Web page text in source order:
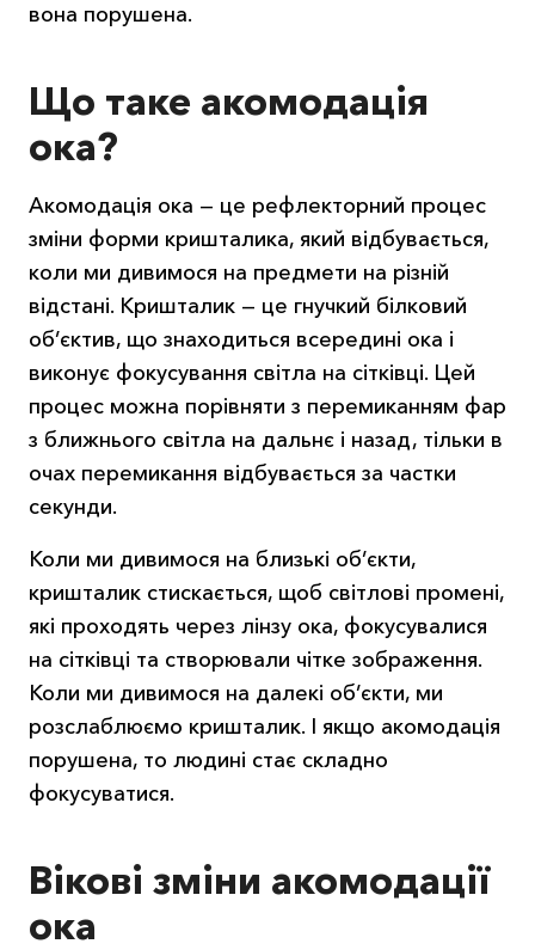
вона порушена.
Що таке акомодація
ока?
Акомодація ока — це рефлекторний процес
зміни форми кришталика, який відбувається,
коли ми дивимося на предмети на різній
відстані. Кришталик — це гнучкий білковий
об’єктив, що знаходиться всередині ока і
виконує фокусування світла на сітківці. Цей
процес можна порівняти з перемиканням фар
з ближнього світла на дальнє і назад, тільки в
очах перемикання відбувається за частки
секунди.
Коли ми дивимося на близькі об’єкти,
кришталик стискається, щоб світлові промені,
які проходять через лінзу ока, фокусувалися
на сітківці та створювали чітке зображення.
Коли ми дивимося на далекі об’єкти, ми
розслаблюємо кришталик. І якщо акомодація
порушена, то людині стає складно
фокусуватися.
Вікові зміни акомодації
ока